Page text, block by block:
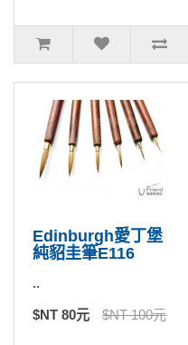
Edinburgh愛丁堡
純貂圭筆E116
..
$NT 80元 $NT 100元